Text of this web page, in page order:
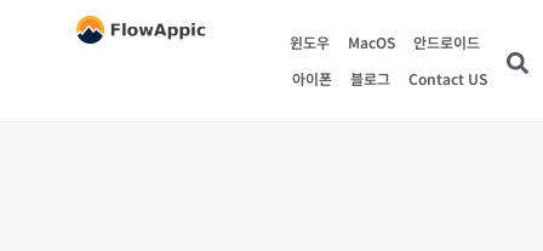
윈도우 MacOS
안드로이드
아이폰
블로그 Contact US